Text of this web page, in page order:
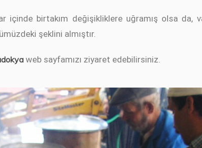
içinde birtakım değişikliklere uğramış olsa da,
şeklini almıştır.
web sayfamızı ziyaret edebilirsiniz.